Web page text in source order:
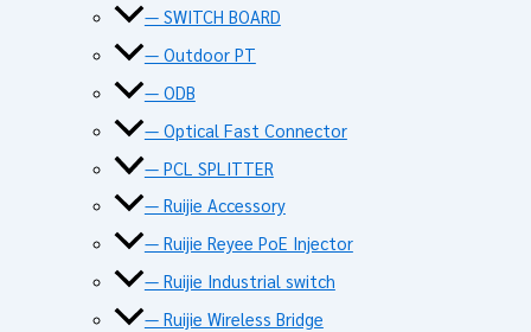
— SWITCH BOARD
— Outdoor PT
— ODB
— Optical Fast Connector
— PCL SPLITTER
— Ruijie Accessory
— Ruijie Reyee PoE Injector
— Ruijie Industrial switch
— Ruijie Wireless Bridge